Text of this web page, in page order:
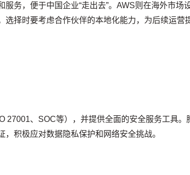
务，便于中国企业“走出去”。AWS则在海外市场
择时要考虑合作伙伴的本地化能力，为后续运营
27001、SOC等），并提供全面的安全服务工具。
积极应对数据隐私保护和网络安全挑战。